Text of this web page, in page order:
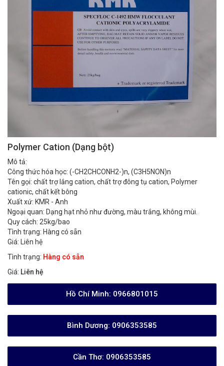
Polymer Cation (Dạng bột)
Mô tả:
Công thức hóa học: (-CH2CHCONH2-)n, (C3H5NON)n
Tên gọi: chất trợ lắng cation, chất trợ đông tụ cation, Polymer
cationic, chất kết bông
Xuất xứ: KMR - Anh
Ngoại quan: Dạng hạt nhỏ như đường, màu trắng, không mùi.
Quy cách: 25kg/bao
Tình trạng: Hàng có sẵn
Giá: Liên hệ
Tình trạng: Hàng có sẵn
Giá: Liên hệ
Hồ Chí Minh: 0966801015
Bình Dương: 0906353585
Cần Thơ: 0906353585